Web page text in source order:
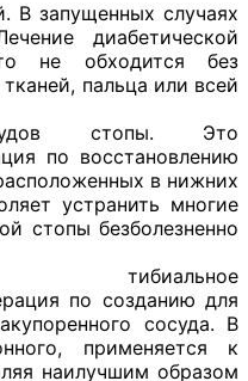
В запущенных случаях
диабетической
не обходится без
пальца или всей
стопы. Это
по восстановлению
в нижних
устранить многие
стопы безболезненно
тибиальное
по созданию для
сосуда. В
применяется к
наилучшим образом